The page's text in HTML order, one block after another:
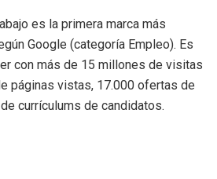
es la primera marca más
Google (categoría Empleo). Es
con más de 15 millones de visitas
páginas vistas, 17.000 ofertas de
currículums de candidatos.